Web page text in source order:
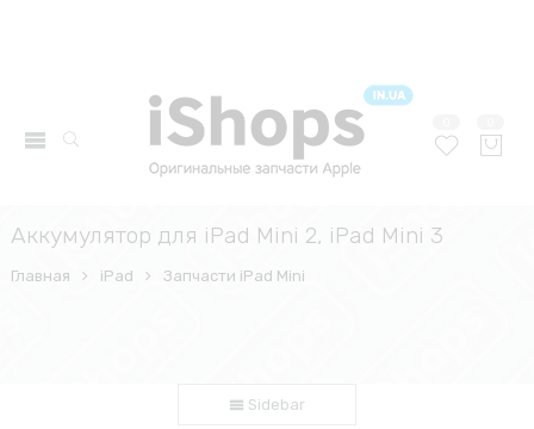
Аккумулятор для iPad Mini 2, iPad Mini 3
Главная iPad Запчасти iPad Mini
Sidebar